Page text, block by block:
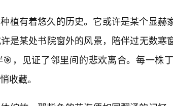
植有着悠久的历史。它或许是某个显赫
是某处书院窗外的风景，陪伴过无数寒
，见证了邻里间的悲欢离合。每一株
收藏。